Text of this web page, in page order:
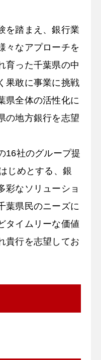
を踏まえ、銀行業
々なアプローチを
育った千葉県の中
果敢に事業に挑戦
県全体の活性化に
の地方銀行を志望
16社のグループ提
じめとする、銀
彩なソリューショ
葉県民のニーズに
タイムリーな価値
貴行を志望してお